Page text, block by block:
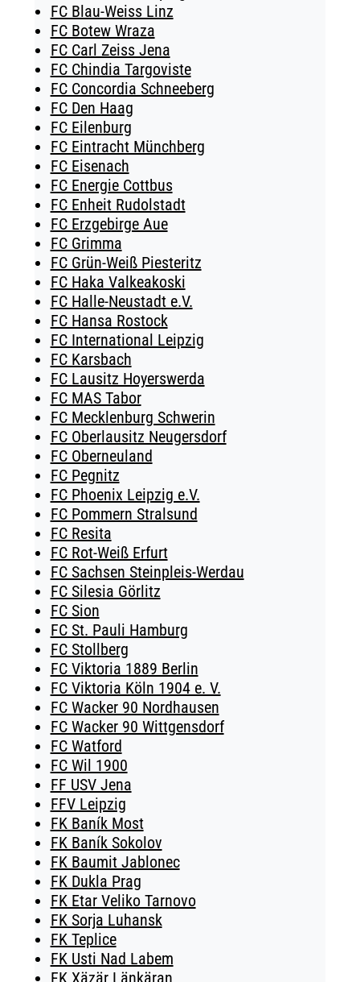
FC Blau-Weiss Linz
FC Botew Wraza
FC Carl Zeiss Jena
FC Chindia Targoviste
FC Concordia Schneeberg
FC Den Haag
FC Eilenburg
FC Eintracht Münchberg
FC Eisenach
FC Energie Cottbus
FC Enheit Rudolstadt
FC Erzgebirge Aue
FC Grimma
FC Grün-Weiß Piesteritz
FC Haka Valkeakoski
FC Halle-Neustadt e.V.
FC Hansa Rostock
FC International Leipzig
FC Karsbach
FC Lausitz Hoyerswerda
FC MAS Tabor
FC Mecklenburg Schwerin
FC Oberlausitz Neugersdorf
FC Oberneuland
FC Pegnitz
FC Phoenix Leipzig e.V.
FC Pommern Stralsund
FC Resita
FC Rot-Weiß Erfurt
FC Sachsen Steinpleis-Werdau
FC Silesia Görlitz
FC Sion
FC St. Pauli Hamburg
FC Stollberg
FC Viktoria 1889 Berlin
FC Viktoria Köln 1904 e. V.
FC Wacker 90 Nordhausen
FC Wacker 90 Wittgensdorf
FC Watford
FC Wil 1900
FF USV Jena
FFV Leipzig
FK Baník Most
FK Baník Sokolov
FK Baumit Jablonec
FK Dukla Prag
FK Etar Veliko Tarnovo
FK Sorja Luhansk
FK Teplice
FK Usti Nad Labem
FK Xäzär Länkäran